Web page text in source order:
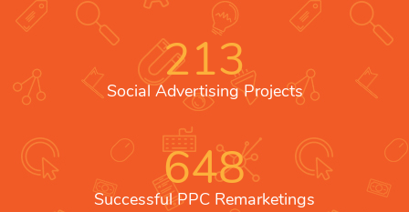
213
Social Advertising Projects
648
Successful PPC Remarketings